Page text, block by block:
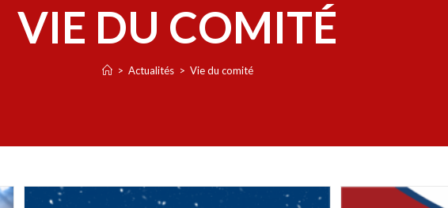
VIE DU COMITÉ
> Actualités > Vie du comité